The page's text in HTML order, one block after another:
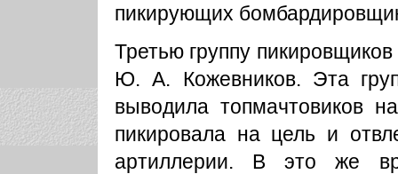
пикирующих
Третью группу
Ю. А. Кожевников. Эта
выводила топмачтовиков
пикировала на цель и
артиллерии. В это же